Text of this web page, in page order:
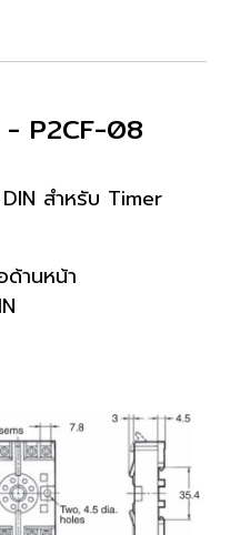
P2CF-08
สำหรับ Timer
ด้านหน้า